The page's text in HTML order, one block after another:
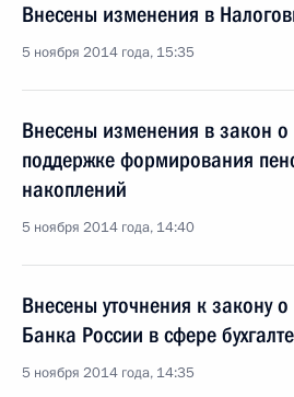
Внесены изменения в
5 ноября 2014 года, 15:35
Внесены изменения в закон о
поддержке формирования
накоплений
5 ноября 2014 года, 14:40
Внесены уточнения к закону
Банка России в сфере
5 ноября 2014 года, 14:35